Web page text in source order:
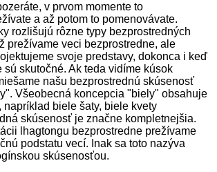
v prvom momente to
a až potom to pomenovávate.
rozlišujú rôzne typy bezprostredných
prežívame veci bezprostredne, ale
svoje predstavy, dokonca i keď
sú skutočné. Ak teda vidíme kúsok
našu bezprostrednú skúsenosť
Všeobecná koncepcia "biely" obsahuje
napríklad biele šaty, biele kvety
skúsenosť je značne kompletnejšia.
lhagtongu bezprostredne prežívame
podstatu vecí. Inak sa toto nazýva
skúsenosťou.